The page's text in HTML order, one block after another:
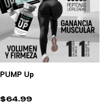
AÑADIR AL CARRITO
PUMP Up
$64.99